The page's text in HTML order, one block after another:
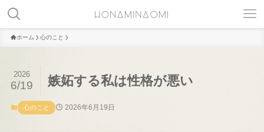
ホーム 心のこと
嫉妬する私は性格が悪い
2026
6/19
心のこと 2026年6月19日